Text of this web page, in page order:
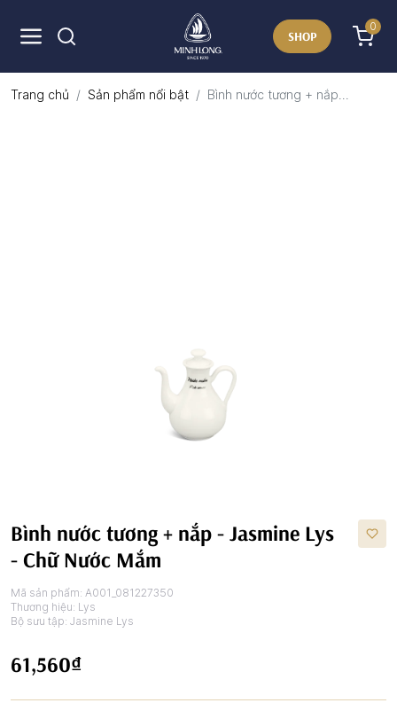
SHOP
0
Trang chủ Sản phẩm nổi bật Bình nước tương + nắp...
Bình nước tương + nắp - Jasmine Lys
- Chữ Nước Mắm
Mã sản phẩm: A001_081227350
Thương hiệu: Lys
Bộ sưu tập: Jasmine Lys
61,560₫